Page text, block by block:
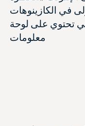
في الكازينوهات
تحتوي على لوحة
معلومات